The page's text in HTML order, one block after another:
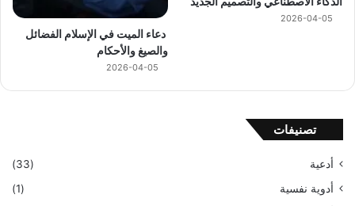
2026-04-05
دعاء الميت في الإسلام الفضائل
والصيغ والأحكام
2026-04-05
تصنيفات
أدعية
(33)
أدوية نفسية
(1)